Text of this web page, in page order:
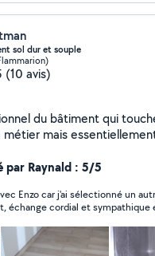
sol dur et souple
(10 avis)
du bâtiment qui
métier mais
par Raynald : 5/5
Enzo car j'ai sélectionné un